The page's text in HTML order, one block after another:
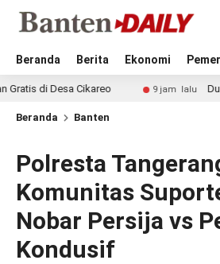
Beranda Berita Ekonomi
Cikareo 9 jam lalu Dua Tahun
Beranda Banten
Polresta
Komunitas
Nobar Persija vs
Kondusif